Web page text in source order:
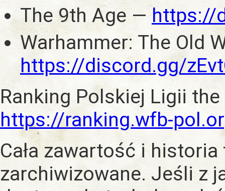
The 9th Age —https://
Warhammer: The Old
https://discord.gg/
Ranking Polskiej Ligii
https://ranking.wfb-
Cała zawartość i historia
zarchiwizowane. Jeśli z